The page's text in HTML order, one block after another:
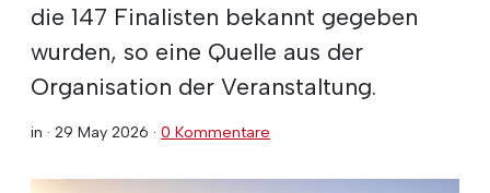
die 147 Finalisten bekannt gegeben
wurden, so eine Quelle aus der
Organisation der Veranstaltung.
in · 29 May 2026 · 0 Kommentare